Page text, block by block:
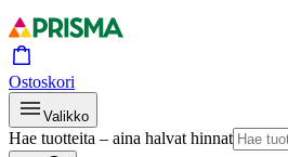
Ostoskori
Valikko
Hae tuotteita – aina halvat hinnat